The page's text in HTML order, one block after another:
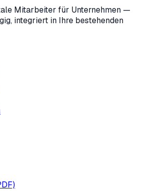
Mitarbeiter für Unternehmen —
integriert in Ihre bestehenden